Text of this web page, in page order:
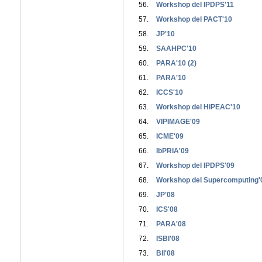
Workshop del IPDPS'11
Workshop del PACT'10
JP'10
SAAHPC'10
PARA'10 (2)
PARA'10
ICCS'10
Workshop del HiPEAC'10
VIPIMAGE'09
ICME'09
IbPRIA'09
Workshop del IPDPS'09
Workshop del
JP'08
ICS'08
PARA'08
ISBI'08
BII'08